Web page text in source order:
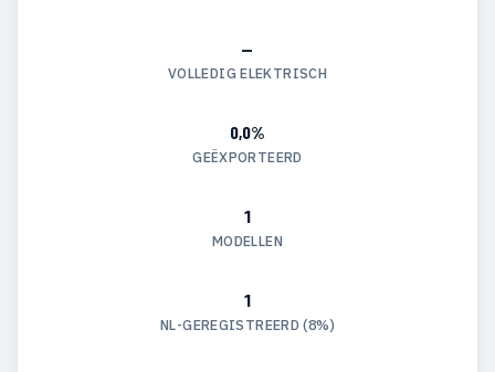
—
VOLLEDIG ELEKTRISCH
0,0%
GEËXPORTEERD
1
MODELLEN
1
NL-GEREGISTREERD (8%)